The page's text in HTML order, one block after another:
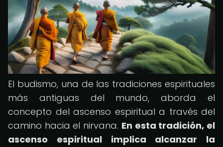
El budismo, una de las tradiciones espirituales
más antiguas del mundo, aborda el
concepto del ascenso espiritual a través del
camino hacia el nirvana. En esta tradición, el
ascenso espiritual implica alcanzar la